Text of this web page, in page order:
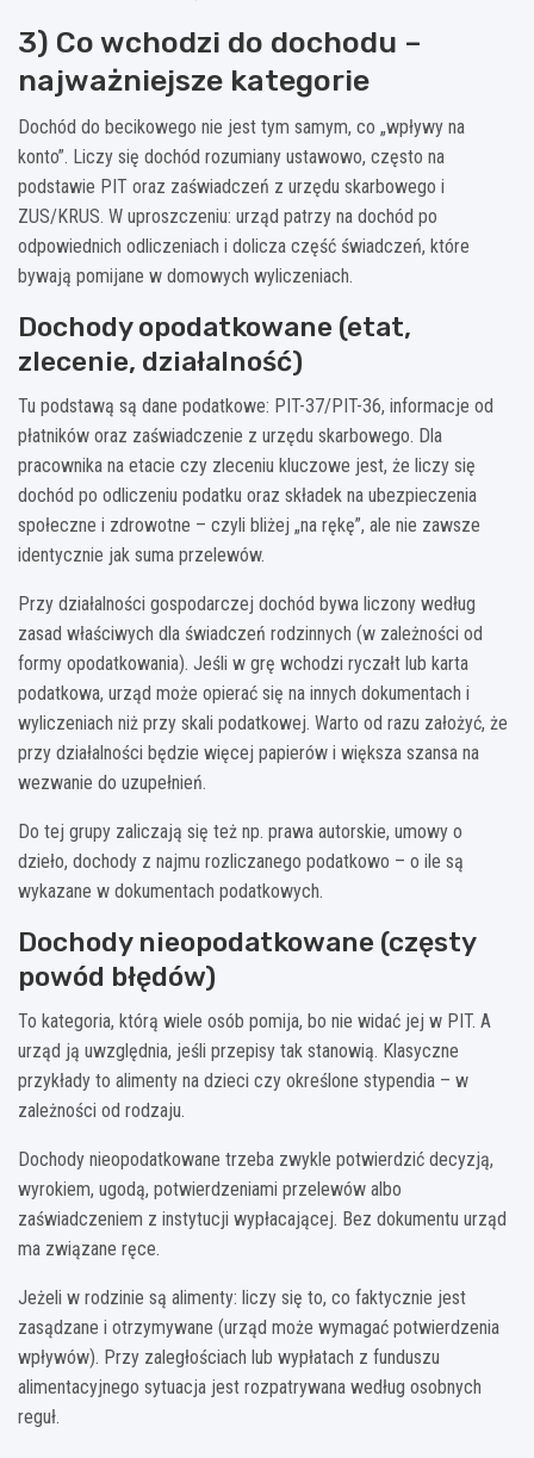
3) Co wchodzi do dochodu –
najważniejsze kategorie
Dochód do becikowego nie jest tym samym, co „wpływy na
konto”. Liczy się dochód rozumiany ustawowo, często na
podstawie PIT oraz zaświadczeń z urzędu skarbowego i
ZUS/KRUS. W uproszczeniu: urząd patrzy na dochód po
odpowiednich odliczeniach i dolicza część świadczeń, które
bywają pomijane w domowych wyliczeniach.
Dochody opodatkowane (etat,
zlecenie, działalność)
Tu podstawą są dane podatkowe: PIT-37/PIT-36, informacje od
płatników oraz zaświadczenie z urzędu skarbowego. Dla
pracownika na etacie czy zleceniu kluczowe jest, że liczy się
dochód po odliczeniu podatku oraz składek na ubezpieczenia
społeczne i zdrowotne – czyli bliżej „na rękę”, ale nie zawsze
identycznie jak suma przelewów.
Przy działalności gospodarczej dochód bywa liczony według
zasad właściwych dla świadczeń rodzinnych (w zależności od
formy opodatkowania). Jeśli w grę wchodzi ryczałt lub karta
podatkowa, urząd może opierać się na innych dokumentach i
wyliczeniach niż przy skali podatkowej. Warto od razu założyć, że
przy działalności będzie więcej papierów i większa szansa na
wezwanie do uzupełnień.
Do tej grupy zaliczają się też np. prawa autorskie, umowy o
dzieło, dochody z najmu rozliczanego podatkowo – o ile są
wykazane w dokumentach podatkowych.
Dochody nieopodatkowane (częsty
powód błędów)
To kategoria, którą wiele osób pomija, bo nie widać jej w PIT. A
urząd ją uwzględnia, jeśli przepisy tak stanowią. Klasyczne
przykłady to alimenty na dzieci czy określone stypendia – w
zależności od rodzaju.
Dochody nieopodatkowane trzeba zwykle potwierdzić decyzją,
wyrokiem, ugodą, potwierdzeniami przelewów albo
zaświadczeniem z instytucji wypłacającej. Bez dokumentu urząd
ma związane ręce.
Jeżeli w rodzinie są alimenty: liczy się to, co faktycznie jest
zasądzane i otrzymywane (urząd może wymagać potwierdzenia
wpływów). Przy zaległościach lub wypłatach z funduszu
alimentacyjnego sytuacja jest rozpatrywana według osobnych
reguł.